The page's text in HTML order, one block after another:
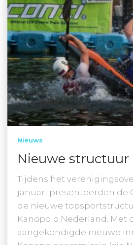
Nieuws
Nieuwe structuur
Tijdens het
januari presenteerden de
de nieuwe
Kanopolo Nederland. Met
aangekondigde nieuwe